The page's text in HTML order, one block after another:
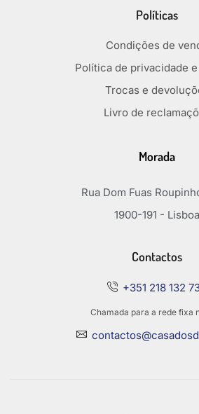
Políticas
Condições de
Política de privacidade
Trocas e
Livro de
Morada
Rua Dom Fuas
1900-191 - Lisboa
Contactos
+351 218 132
Chamada para a rede fixa